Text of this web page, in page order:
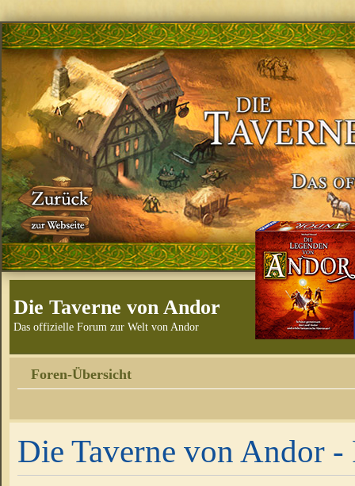
Die Taverne von Andor
Das offizielle Forum zur Welt von Andor
Foren-Übersicht
Die Taverne von Andor -